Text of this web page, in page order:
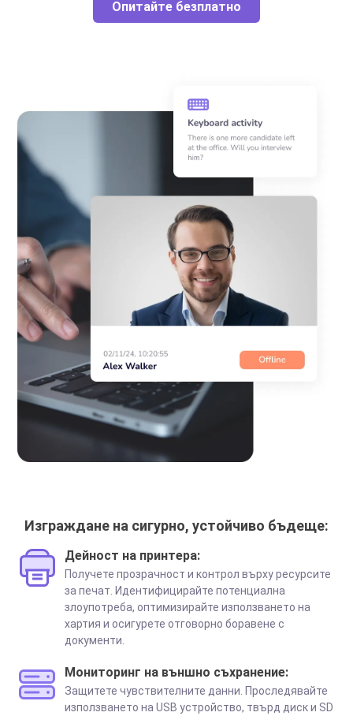
Опитайте безплатно
Изграждане на сигурно, устойчиво бъдеще:
Дейност на принтера:
Получете прозрачност и контрол върху ресурсите
за печат. Идентифицирайте потенциална
злоупотреба, оптимизирайте използването на
хартия и осигурете отговорно боравене с
документи.
Мониторинг на външно съхранение:
Защитете чувствителните данни. Проследявайте
използването на USB устройство, твърд диск и SD